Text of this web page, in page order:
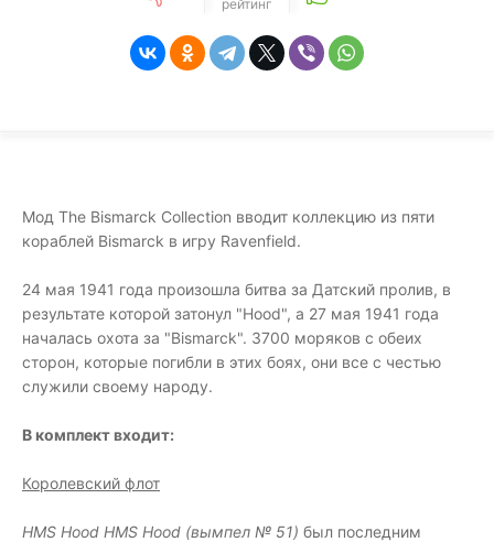
рейтинг
Мод The Bismarck Collection вводит коллекцию из пяти
кораблей Bismarck в игру Ravenfield.
24 мая 1941 года произошла битва за Датский пролив, в
результате которой затонул "Hood", а 27 мая 1941 года
началась охота за "Bismarck". 3700 моряков с обеих
сторон, которые погибли в этих боях, они все с честью
служили своему народу.
В комплект входит:
Королевский флот
HMS Hood HMS Hood (вымпел № 51) был последним